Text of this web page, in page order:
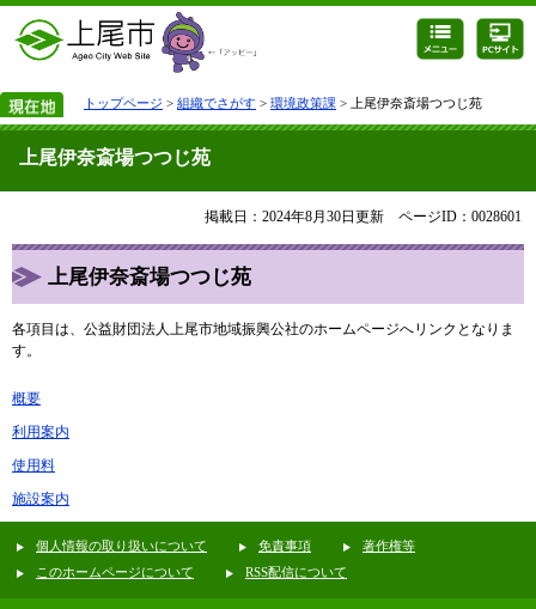
トップページ > 組織でさがす > 環境政策課 > 上尾伊奈斎場つつじ苑
上尾伊奈斎場つつじ苑
掲載日：2024年8月30日更新 ページID：0028601
上尾伊奈斎場つつじ苑
各項目は、公益財団法人上尾市地域振興公社のホームページへリンクとなりま
す。
概要
利用案内
使用料
施設案内
個人情報の取り扱いについて 免責事項
著作権等
このホームページについて
RSS配信について